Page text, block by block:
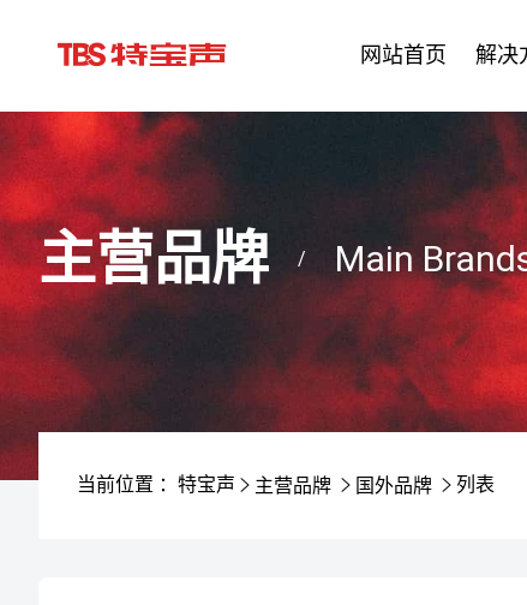
网站首页 解决
主营品牌 / Main
当前位置 ： 特宝声 主营品牌 国外品牌 列表